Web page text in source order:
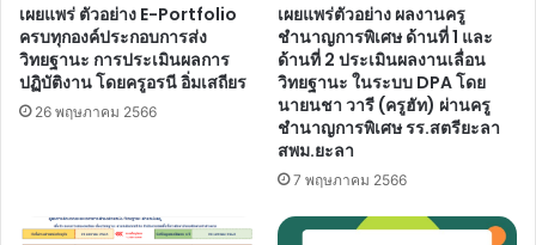
เผยแพร่ ตัวอย่าง E-Portfolio
ครบทุกองค์ประกอบการส่ง
วิทยฐานะ การประเมินผลการ
ปฏิบัติงาน โดยครูอรนี อิ่มเสถียร
26 พฤษภาคม 2566
เผยแพร่ตัวอย่าง ผลงานครู
ชำนาญการพิเศษ ด้านที่ 1 และ
ด้านที่ 2 ประเมินผลงานเลื่อน
วิทยฐานะ ในระบบ DPA โดย
นายนชา วารี (ครูฮัท) ผ่านครู
ชำนาญการพิเศษ รร.สตรียะลา
สพม.ยะลา
7 พฤษภาคม 2566